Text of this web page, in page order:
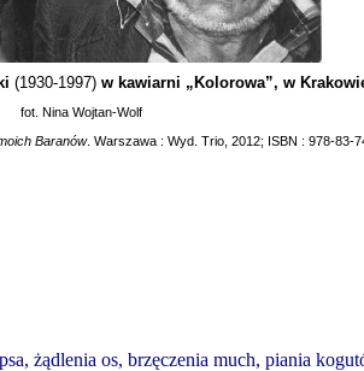
(1930-1997)w kawiarni „Kolorowa”, w
fot. Nina Wojtan-Wolf
Baranów. Warszawa : Wyd. Trio, 2012; ISBN : 978-83-
żądlenia os, brzęczenia much, piania